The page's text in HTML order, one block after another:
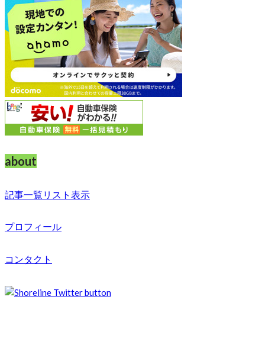
about
記事一覧リスト表示
プロフィール
コンタクト